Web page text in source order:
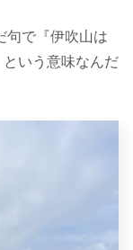
句で『伊吹山は
いう意味なんだ